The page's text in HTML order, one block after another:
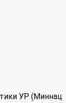
УР (Миннац